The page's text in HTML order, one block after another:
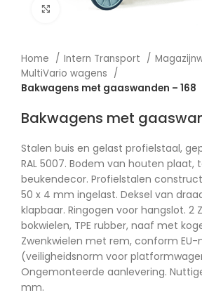
Afbeelding vergroten
Home Intern Transport
MultiVario wagens
Bakwagens met gaaswanden – 168
Bakwagens met
Stalen buis en gelast profielstaal,
RAL 5007. Bodem van houten plaat,
beukendecor. Profielstalen
50 x 4 mm ingelast. Deksel van
klapbaar. Ringogen voor hangslot. 2
bokwielen, TPE rubber, naaf met
Zwenkwielen met rem, conform EU-
(veiligheidsnorm voor
Ongemonteerde aanlevering.
mm.